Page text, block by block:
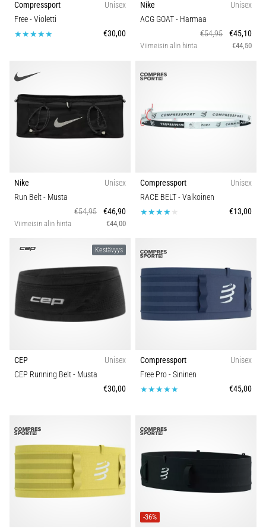
ja
hoito
kantapääkivusta
juoksun
aikana
sen
jälkeen?
on
plantaarifaskiitti.
kaikki
artikkelit
Compressport
Unisex
Free- Violetti
€30,00
Nike
Unisex
ACG GOAT- Harmaa
€54,95
€45,10
Viimeisin alin hinta €44,50
Nike
Unisex
Run Belt- Musta
€54,95
€46,90
Viimeisin alin hinta €44,00
Compressport
Unisex
RACE BELT- Valkoinen
€13,00
Kestävyys
CEP
Unisex
CEP Running Belt- Musta
€30,00
Compressport
Unisex
Free Pro- Sininen
€45,00
-36%